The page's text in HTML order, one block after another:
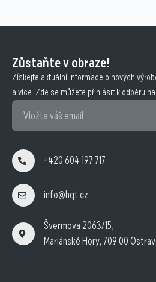
Zůstaňte v obraze!
Získejte aktuální informace o nových
a více. Zde se můžete přihlásit k odběru
+420 604 197 717
info@hqt.cz
Švermova 2063/15,
Mariánské Hory, 709 00